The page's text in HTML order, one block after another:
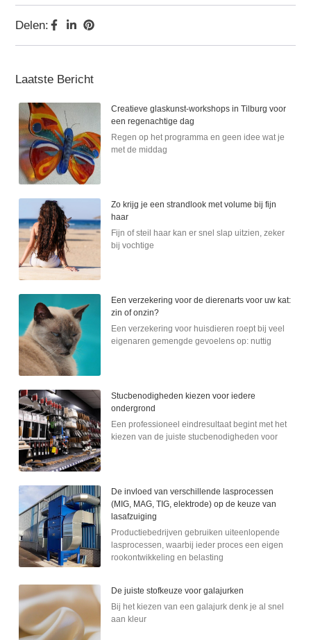
Delen:
Laatste Bericht
Creatieve glaskunst-workshops in Tilburg voor
een regenachtige dag
Regen op het programma en geen idee wat je
met de middag
Zo krijg je een strandlook met volume bij fijn
haar
Fijn of steil haar kan er snel slap uitzien, zeker
bij vochtige
Een verzekering voor de dierenarts voor uw kat:
zin of onzin?
Een verzekering voor huisdieren roept bij veel
eigenaren gemengde gevoelens op: nuttig
Stucbenodigheden kiezen voor iedere
ondergrond
Een professioneel eindresultaat begint met het
kiezen van de juiste stucbenodigheden voor
De invloed van verschillende lasprocessen
(MIG, MAG, TIG, elektrode) op de keuze van
lasafzuiging
Productiebedrijven gebruiken uiteenlopende
lasprocessen, waarbij ieder proces een eigen
rookontwikkeling en belasting
De juiste stofkeuze voor galajurken
Bij het kiezen van een galajurk denk je al snel
aan kleur